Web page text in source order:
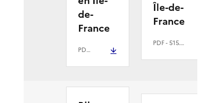
de-
France
PDF- 1.8 Mio
Île-de-
France
PDF- 515.3 kio